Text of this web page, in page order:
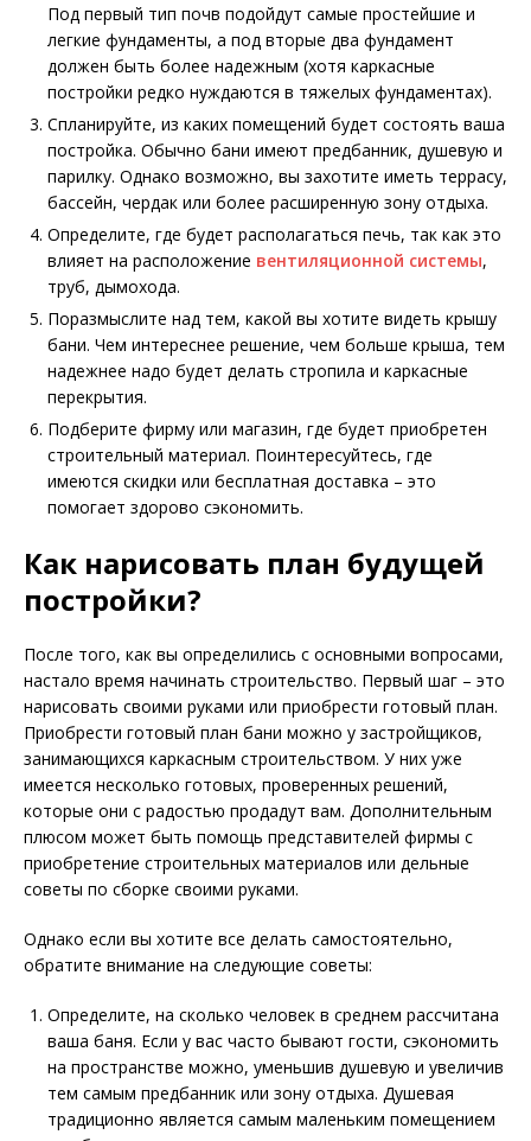
Под первый тип почв подойдут самые простейшие и
легкие фундаменты, а под вторые два фундамент
должен быть более надежным (хотя каркасные
постройки редко нуждаются в тяжелых фундаментах).
Спланируйте, из каких помещений будет состоять ваша
постройка. Обычно бани имеют предбанник, душевую и
парилку. Однако возможно, вы захотите иметь террасу,
бассейн, чердак или более расширенную зону отдыха.
Определите, где будет располагаться печь, так как это
влияет на расположение вентиляционной системы,
труб, дымохода.
Поразмыслите над тем, какой вы хотите видеть крышу
бани. Чем интереснее решение, чем больше крыша, тем
надежнее надо будет делать стропила и каркасные
перекрытия.
Подберите фирму или магазин, где будет приобретен
строительный материал. Поинтересуйтесь, где
имеются скидки или бесплатная доставка – это
помогает здорово сэкономить.
Как нарисовать план будущей
постройки?
После того, как вы определились с основными вопросами,
настало время начинать строительство. Первый шаг – это
нарисовать своими руками или приобрести готовый план.
Приобрести готовый план бани можно у застройщиков,
занимающихся каркасным строительством. У них уже
имеется несколько готовых, проверенных решений,
которые они с радостью продадут вам. Дополнительным
плюсом может быть помощь представителей фирмы с
приобретение строительных материалов или дельные
советы по сборке своими руками.
Однако если вы хотите все делать самостоятельно,
обратите внимание на следующие советы:
Определите, на сколько человек в среднем рассчитана
ваша баня. Если у вас часто бывают гости, сэкономить
на пространстве можно, уменьшив душевую и увеличив
тем самым предбанник или зону отдыха. Душевая
традиционно является самым маленьким помещением